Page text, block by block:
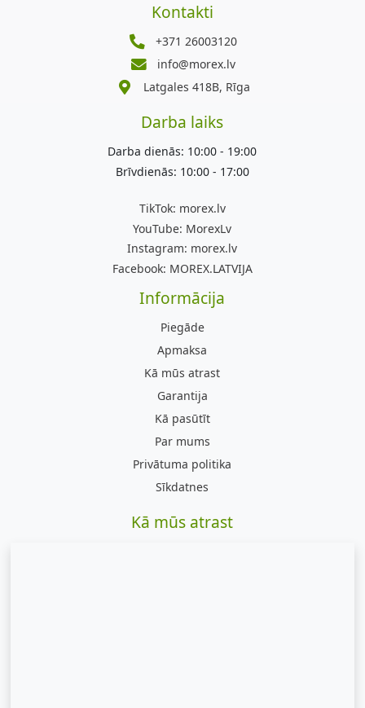
Kontakti
+371 26003120
info@morex.lv
Latgales 418B, Rīga
Darba laiks
Darba dienās: 10:00 - 19:00
Brīvdienās: 10:00 - 17:00
TikTok: morex.lv
YouTube: MorexLv
Instagram: morex.lv
Facebook: MOREX.LATVIJA
Informācija
Piegāde
Apmaksa
Kā mūs atrast
Garantija
Kā pasūtīt
Par mums
Privātuma politika
Sīkdatnes
Kā mūs atrast